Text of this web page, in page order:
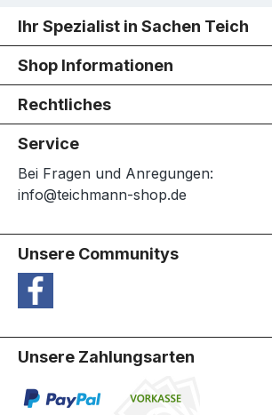
Ihr Spezialist in Sachen Teich
Shop Informationen
Rechtliches
Service
Bei Fragen und Anregungen:
info@teichmann-shop.de
Unsere Communitys
Unsere Zahlungsarten